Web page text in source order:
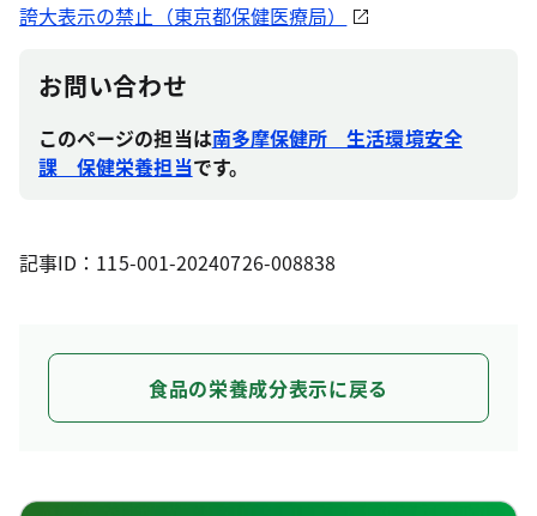
誇大表示の禁止（東京都保健医療局）
お問い合わせ
このページの担当は南多摩保健所 生活環境安全
課 保健栄養担当です。
記事ID：115-001-20240726-008838
食品の栄養成分表示に戻る